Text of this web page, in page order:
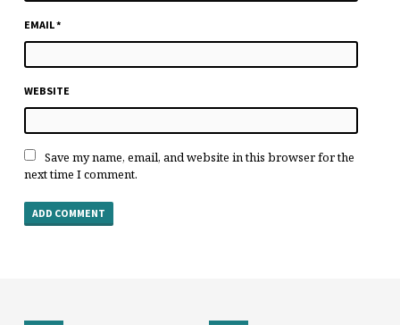
EMAIL*
WEBSITE
Save my name, email, and website in this browser for the
next time I comment.